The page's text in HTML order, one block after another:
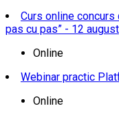
Curs online concurs
pas cu pas” - 12 august
Online
Webinar practic
Online